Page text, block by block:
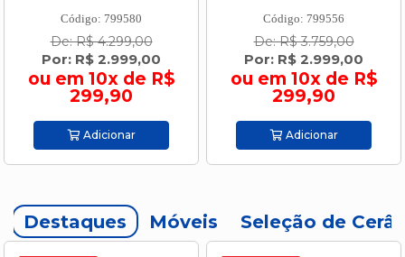
Código: 799580
De: R$ 4.299,00
Por: R$ 2.999,00
ou em 10x de R$
299,90
Adicionar
Código: 799556
De: R$ 3.759,00
Por: R$ 2.999,00
ou em 10x de R$
299,90
Adicionar
Destaques Móveis Seleção de